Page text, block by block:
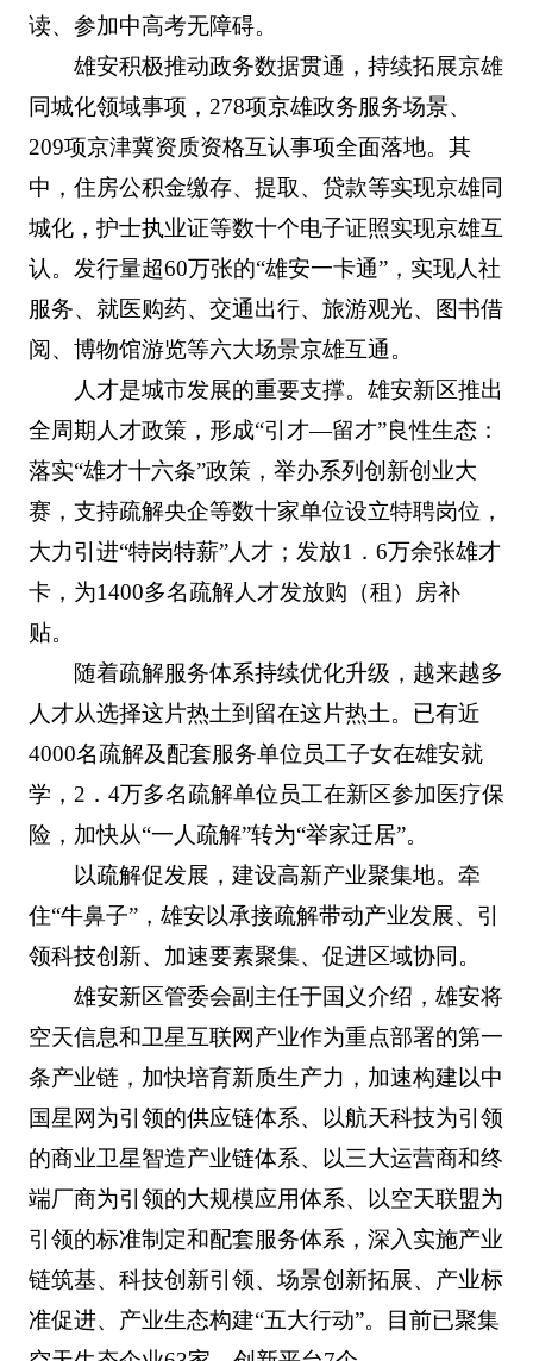
读、参加中高考无障碍。
雄安积极推动政务数据贯通，持续拓展京雄
同城化领域事项，278项京雄政务服务场景、
209项京津冀资质资格互认事项全面落地。其
中，住房公积金缴存、提取、贷款等实现京雄同
城化，护士执业证等数十个电子证照实现京雄互
认。发行量超60万张的“雄安一卡通”，实现人社
服务、就医购药、交通出行、旅游观光、图书借
阅、博物馆游览等六大场景京雄互通。
人才是城市发展的重要支撑。雄安新区推出
全周期人才政策，形成“引才—留才”良性生态：
落实“雄才十六条”政策，举办系列创新创业大
赛，支持疏解央企等数十家单位设立特聘岗位，
大力引进“特岗特薪”人才；发放1．6万余张雄才
卡，为1400多名疏解人才发放购（租）房补
贴。
随着疏解服务体系持续优化升级，越来越多
人才从选择这片热土到留在这片热土。已有近
4000名疏解及配套服务单位员工子女在雄安就
学，2．4万多名疏解单位员工在新区参加医疗保
险，加快从“一人疏解”转为“举家迁居”。
以疏解促发展，建设高新产业聚集地。牵
住“牛鼻子”，雄安以承接疏解带动产业发展、引
领科技创新、加速要素聚集、促进区域协同。
雄安新区管委会副主任于国义介绍，雄安将
空天信息和卫星互联网产业作为重点部署的第一
条产业链，加快培育新质生产力，加速构建以中
国星网为引领的供应链体系、以航天科技为引领
的商业卫星智造产业链体系、以三大运营商和终
端厂商为引领的大规模应用体系、以空天联盟为
引领的标准制定和配套服务体系，深入实施产业
链筑基、科技创新引领、场景创新拓展、产业标
准促进、产业生态构建“五大行动”。目前已聚集